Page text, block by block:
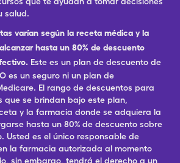
salud.
varían según la receta médica y la
hasta un 80% de descuento
Este es un plan de descuento de
es un seguro ni un plan de
El rango de descuentos para
que se brindan bajo este plan,
y la farmacia donde se adquiera la
hasta un 80% de descuento sobre
Usted es el único responsable de
la farmacia autorizada al momento
sin embargo, tendrá el derecho a un